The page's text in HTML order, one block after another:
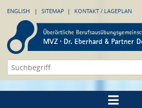
ENGLISH SITEMAP KONTAKT / LAGEPLAN